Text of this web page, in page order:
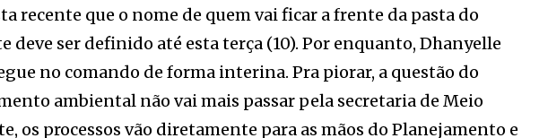
recente que o nome de quem vai ficar a frente da pasta do
deve ser definido até esta terça (10). Por enquanto, Dhanyelle
no comando de forma interina. Pra piorar, a questão do
ambiental não vai mais passar pela secretaria de Meio
os processos vão diretamente para as mãos do Planejamento e